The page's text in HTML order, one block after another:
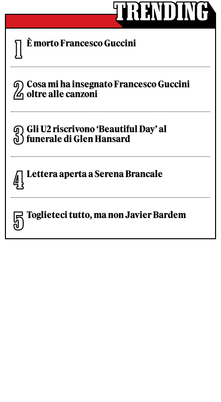
È morto Francesco Guccini
Cosa mi ha insegnato Francesco Guccini
oltre alle canzoni
Gli U2 riscrivono ‘Beautiful Day’ al
funerale di Glen Hansard
Lettera aperta a Serena Brancale
Toglieteci tutto, ma non Javier Bardem